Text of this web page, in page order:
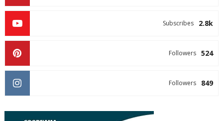
2.8k
Subscribes
524
Followers
849
Followers